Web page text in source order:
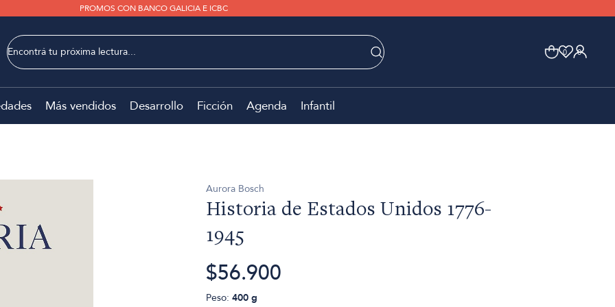
PROMOS CON BANCO GALICIA E ICBC
0 0
Más vendidos Desarrollo Ficción Agenda Infantil
Aurora Bosch
Historia de Estados Unidos 1776-
1945
$56.900
Peso: 400 g